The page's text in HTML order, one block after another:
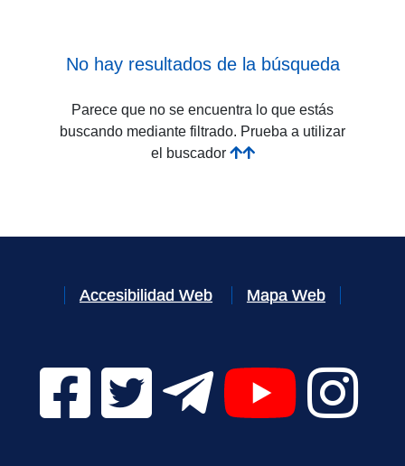
No hay resultados de la búsqueda
Parece que no se encuentra lo que estás
buscando mediante filtrado. Prueba a utilizar
el buscador
Accesibilidad Web Mapa Web
Facebook Digital UVa (se abrirá en una nueva
Twitter Digital UVa (se abrirá en una
Telegram Digital UVa (se
YouTube Digital